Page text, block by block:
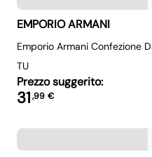
EMPORIO ARMANI
Emporio Armani Confezione
TU
Prezzo suggerito:
31,99 €